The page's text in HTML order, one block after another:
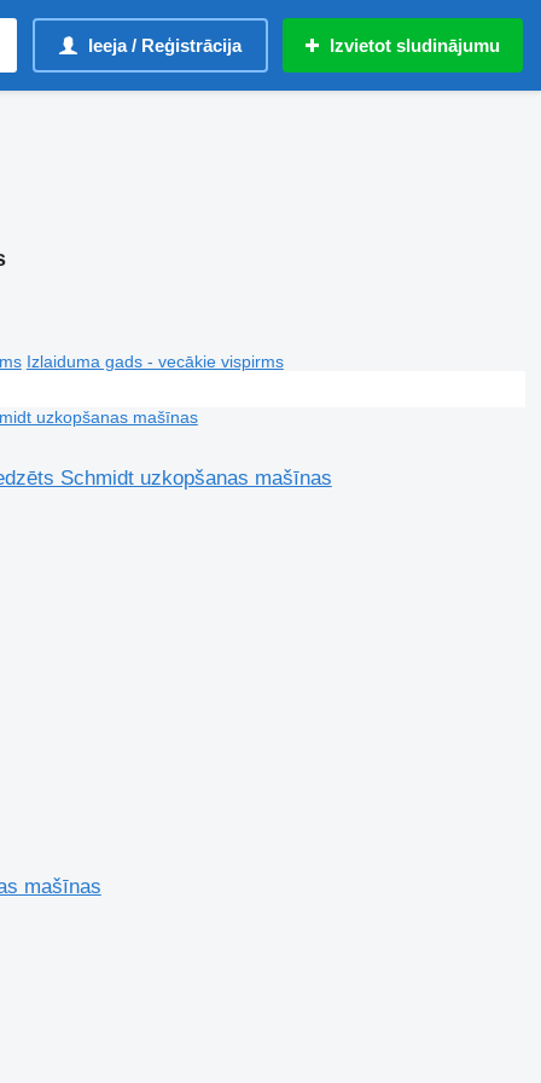
Ieeja / Reģistrācija Izvietot sludinājumu
Izlaiduma gads - vecākie vispirms
Schmidt uzkopšanas mašīnas
mašīnas